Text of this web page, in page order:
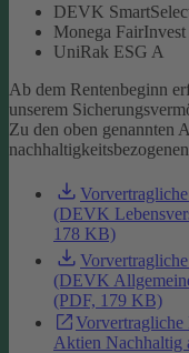
DEVK
Monega
UniRak ESG A
Ab dem Rentenbeginn
unserem
Zu den oben genannten
(DEVK
178 KB)
(DEVK
(PDF, 179 KB)
Aktien Nachhaltig